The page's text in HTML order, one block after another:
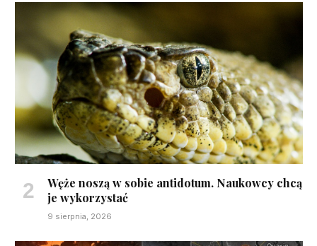
Węże noszą w sobie antidotum. Naukowcy chcą
je wykorzystać
9 sierpnia, 2026